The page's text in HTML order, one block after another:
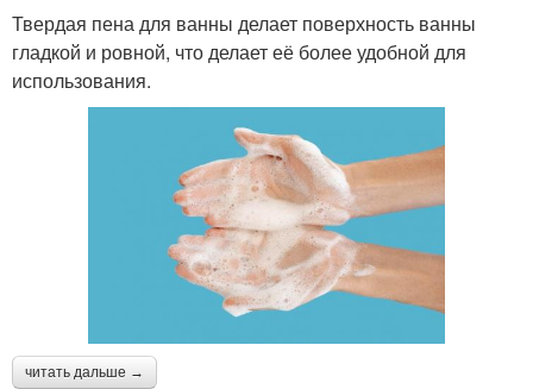
Твердая пена для ванны делает поверхность ванны
гладкой и ровной, что делает её более удобной для
использования.
читать дальше →